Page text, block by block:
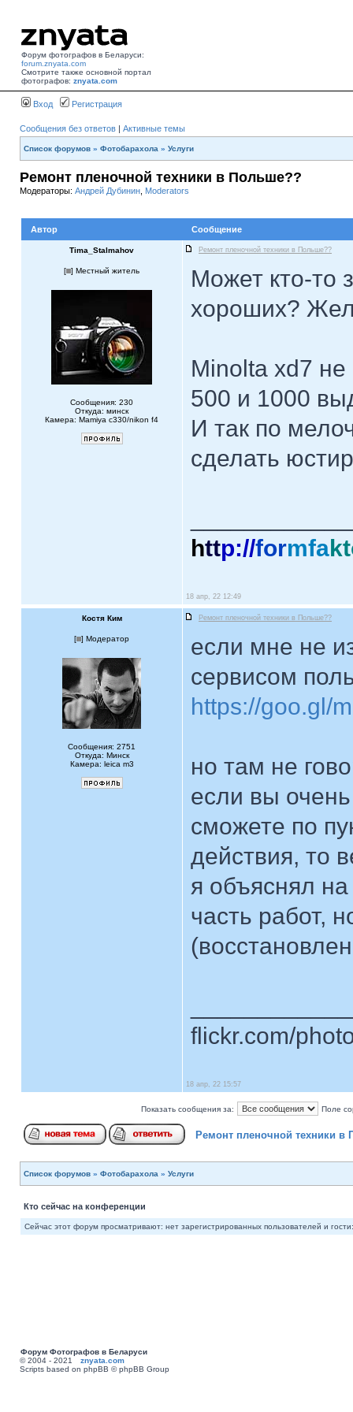
Форум фотографов в Беларуси:
forum.znyata.com
Смотрите также основной портал
фотографов: znyata.com
Вход Регистрация
Сообщения без ответов | Активные темы
Список форумов » Фотобарахола » Услуги
Ремонт пленочной техники в Польше??
Модераторы: Андрей Дубинин Moderators
Автор Сообщение
Tima_Stalmahov Ремонт пленочной техники в Польше??
[ ] Местный житель
Сообщения: 230
Откуда: минск
Камера: Mamiya c330/nikon f4
Может кто-то
хороших?
Minolta xd7 не
500 и 1000
И так по
сделать
http://formfa
18 апр, 22 12:49
Костя Ким Ремонт пленочной техники в Польше??
[ ] Модератор
Сообщения: 2751
Откуда: Минск
Камера: leica m3
если мне не
сервисом
https://goo.gl/
но там не
если вы
сможете по
действия, то
я объяснял
часть работ,
flickr.com/
18 апр, 22 15:57
Показать сообщения за: Поле
Ремонт пленочной техники в
Список форумов » Фотобарахола » Услуги
Кто сейчас на конференции
Сейчас этот форум просматривают: нет зарегистрированных пользователей и
Форум Фотографов в Беларуси
© 2004 - 2021 znyata.com
Scripts based on phpBB © phpBB Group